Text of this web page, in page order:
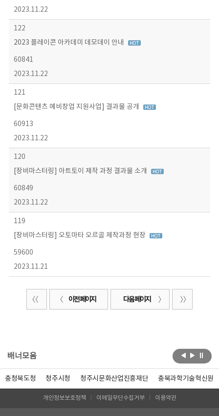
2023.11.22
122
2023 플레이콘 아카데미 데모데이 안내
60841
2023.11.22
121
[문화콘텐츠 예비창업 지원사업] 결과물 공개
60913
2023.11.22
120
[장비마스터링] 아트토이 제작 과정 결과물 소개
60849
2023.11.22
119
[장비마스터링] 오토마타 오르골 제작과정 현장
59600
2023.11.21
이전 페이지 다음 페이지
배너모음
충청북도청 청주시청 청주시문화산업진흥재단 충북과학기술혁신원
개인정보보호정책 이메일무단수집거부 이용약관